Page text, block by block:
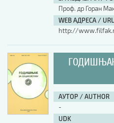
Проф. др Горан
WEB АДРЕСА / URL
http://
АУТОР / AUTHOR
-
UDK